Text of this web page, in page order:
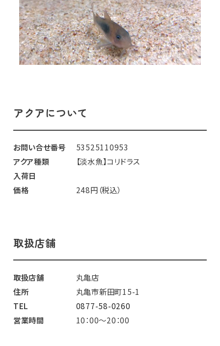
アクアについて
お問い合せ番号
53525110953
アクア種類
【淡水魚】コリドラス
入荷日
価格
248円（税込）
取扱店舗
取扱店舗
丸亀店
住所
丸亀市新田町15-1
TEL
0877-58-0260
営業時間
10：00～20：00